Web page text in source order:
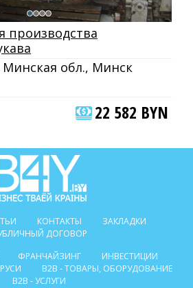
производства
Минская обл., Минск
22 582 BYN
КОНТАКТЫ
ЗАКЛАДКИ
ДОГОВОР
ФРАНЧАЙЗИНГ
ИНВЕСТИЦИИ
B2B - ТОВАРЫ, ОБОРУДОВАНИЕ
B2B - УСЛУГИ